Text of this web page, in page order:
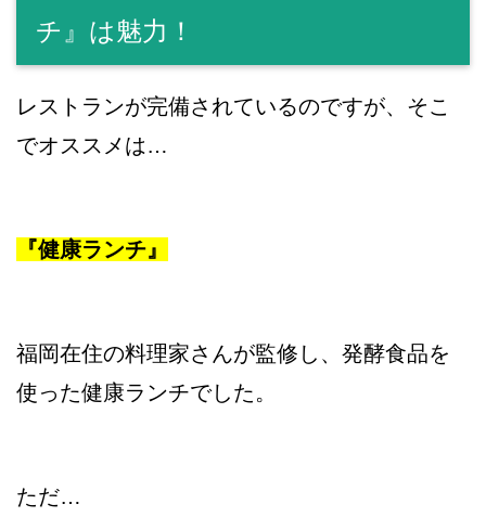
チ』は魅力！
レストランが完備されているのですが、そこ
でオススメは…
『健康ランチ』
福岡在住の料理家さんが監修し、発酵食品を
使った健康ランチでした。
ただ…